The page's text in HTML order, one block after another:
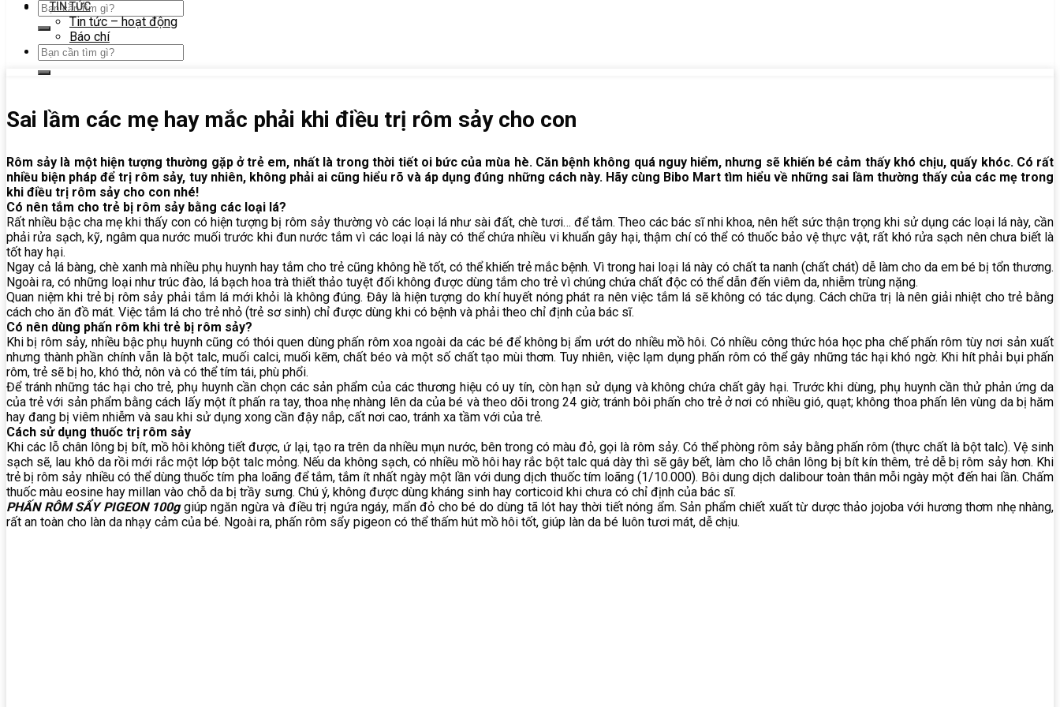
TIN TỨC
Tin tức – hoạt động
Báo chí
Sai lầm các mẹ hay mắc phải khi điều trị rôm sảy cho con
Rôm sảy là một hiện tượng thường gặp ở trẻ em, nhất là trong thời tiết oi bức của mùa hè. Căn bệnh không quá nguy hiểm, nhưng sẽ khiến bé cảm thấy khó chịu, quấy khóc. Có rất
nhiều biện pháp để trị rôm sảy, tuy nhiên, không phải ai cũng hiểu rõ và áp dụng đúng những cách này. Hãy cùng Bibo Mart tìm hiểu về những sai lầm thường thấy của các mẹ trong
khi điều trị rôm sảy cho con nhé!
Có nên tắm cho trẻ bị rôm sảy bằng các loại lá?
Rất nhiều bậc cha mẹ khi thấy con có hiện tượng bị rôm sảy thường vò các loại lá như sài đất, chè tươi… để tắm. Theo các bác sĩ nhi khoa, nên hết sức thận trọng khi sử dụng các loại lá này, cần
phải rửa sạch, kỹ, ngâm qua nước muối trước khi đun nước tắm vì các loại lá này có thể chứa nhiều vi khuẩn gây hại, thậm chí có thể có thuốc bảo vệ thực vật, rất khó rửa sạch nên chưa biết là
tốt hay hại.
Ngay cả lá bàng, chè xanh mà nhiều phụ huynh hay tắm cho trẻ cũng không hề tốt, có thể khiến trẻ mắc bệnh. Vì trong hai loại lá này có chất ta nanh (chất chát) dễ làm cho da em bé bị tổn thương.
Ngoài ra, có những loại như trúc đào, lá bạch hoa trà thiết thảo tuyệt đối không được dùng tắm cho trẻ vì chúng chứa chất độc có thể dẫn đến viêm da, nhiễm trùng nặng.
Quan niệm khi trẻ bị rôm sảy phải tắm lá mới khỏi là không đúng. Đây là hiện tượng do khí huyết nóng phát ra nên việc tắm lá sẽ không có tác dụng. Cách chữa trị là nên giải nhiệt cho trẻ bằng
cách cho ăn đồ mát. Việc tắm lá cho trẻ nhỏ (trẻ sơ sinh) chỉ được dùng khi có bệnh và phải theo chỉ định của bác sĩ.
Có nên dùng phấn rôm khi trẻ bị rôm sảy?
Khi bị rôm sảy, nhiều bậc phụ huynh cũng có thói quen dùng phấn rôm xoa ngoài da các bé để không bị ẩm ướt do nhiều mồ hôi. Có nhiều công thức hóa học pha chế phấn rôm tùy nơi sản xuất
nhưng thành phần chính vẫn là bột talc, muối calci, muối kẽm, chất béo và một số chất tạo mùi thơm. Tuy nhiên, việc lạm dụng phấn rôm có thể gây những tác hại khó ngờ. Khi hít phải bụi phấn
rôm, trẻ sẽ bị ho, khó thở, nôn và có thể tím tái, phù phổi.
Để tránh những tác hại cho trẻ, phụ huynh cần chọn các sản phẩm của các thương hiệu có uy tín, còn hạn sử dụng và không chứa chất gây hại. Trước khi dùng, phụ huynh cần thử phản ứng da
của trẻ với sản phẩm bằng cách lấy một ít phấn ra tay, thoa nhẹ nhàng lên da của bé và theo dõi trong 24 giờ; tránh bôi phấn cho trẻ ở nơi có nhiều gió, quạt; không thoa phấn lên vùng da bị hăm
hay đang bị viêm nhiễm và sau khi sử dụng xong cần đậy nắp, cất nơi cao, tránh xa tầm với của trẻ.
Cách sử dụng thuốc trị rôm sảy
Khi các lỗ chân lông bị bít, mồ hôi không tiết được, ứ lại, tạo ra trên da nhiều mụn nước, bên trong có màu đỏ, gọi là rôm sảy. Có thể phòng rôm sảy bằng phấn rôm (thực chất là bột talc). Vệ sinh
sạch sẽ, lau khô da rồi mới rắc một lớp bột talc mỏng. Nếu da không sạch, có nhiều mồ hôi hay rắc bột talc quá dày thì sẽ gây bết, làm cho lỗ chân lông bị bít kín thêm, trẻ dễ bị rôm sảy hơn. Khi
trẻ bị rôm sảy nhiều có thể dùng thuốc tím pha loãng để tắm, tắm ít nhất ngày một lần với dung dịch thuốc tím loãng (1/10.000). Bôi dung dịch dalibour toàn thân mỗi ngày một đến hai lần. Chấm
thuốc màu eosine hay millan vào chỗ da bị trầy sưng. Chú ý, không được dùng kháng sinh hay corticoid khi chưa có chỉ định của bác sĩ.
PHẤN RÔM SẨY PIGEON 100ggiúp ngăn ngừa và điều trị ngứa ngáy, mẩn đỏ cho bé do dùng tã lót hay thời tiết nóng ẩm. Sản phẩm chiết xuất từ dược thảo jojoba với hương thơm nhẹ nhàng,
rất an toàn cho làn da nhạy cảm của bé. Ngoài ra, phấn rôm sẩy pigeon có thể thấm hút mồ hôi tốt, giúp làn da bé luôn tươi mát, dễ chịu.